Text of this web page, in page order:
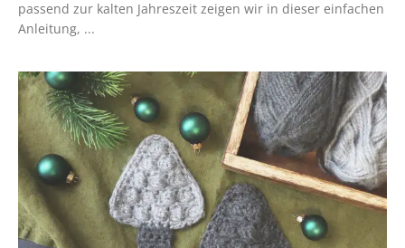
passend zur kalten Jahreszeit zeigen wir in dieser einfachen
Anleitung, ...